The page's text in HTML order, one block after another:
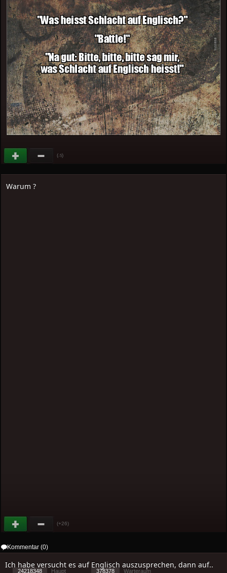
(-5)
Warum ?
(+26)
Kommentar (0)
Ich habe versucht es auf Englisch auszusprechen, dann auf..
24218348 Haupt 378378
Warteraum